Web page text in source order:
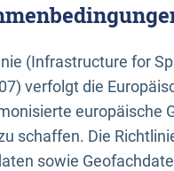
(Infrastructure for
verfolgt die
europäische
schaffen. Die
sowie